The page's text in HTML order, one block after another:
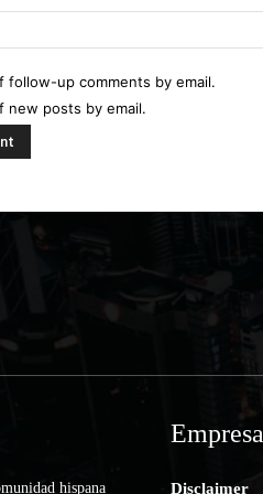
follow-up comments by email.
new posts by email.
hispana
Empresa
Disclaimer